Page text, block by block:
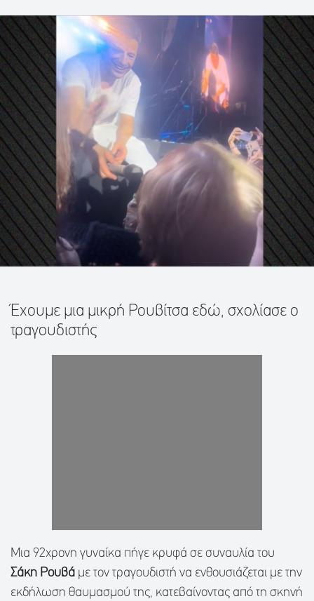
Έχουμε μια μικρή Ρουβίτσα εδώ, σχολίασε ο
τραγουδιστής
Μια 92χρονη γυναίκα πήγε κρυφά σε συναυλία του
Σάκη Ρουβά με τον τραγουδιστή να ενθουσιάζεται με την
εκδήλωση θαυμασμού της, κατεβαίνοντας από τη σκηνή